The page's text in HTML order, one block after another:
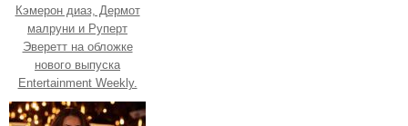
Кэмерон диаз, Дермот
малруни и Руперт
Эверетт на обложке
нового выпуска
Entertainment Weekly.